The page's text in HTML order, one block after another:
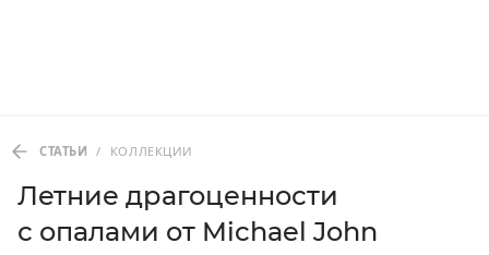
СТАТЬИ / КОЛЛЕКЦИИ
Летние драгоценности
с опалами от Michael John